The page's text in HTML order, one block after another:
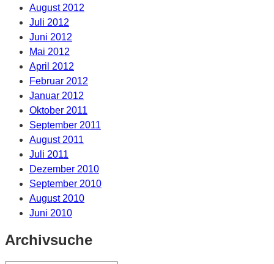
August 2012
Juli 2012
Juni 2012
Mai 2012
April 2012
Februar 2012
Januar 2012
Oktober 2011
September 2011
August 2011
Juli 2011
Dezember 2010
September 2010
August 2010
Juni 2010
Archivsuche